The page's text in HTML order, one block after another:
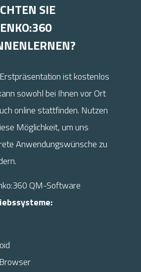
SIE
ist kostenlos
sowohl bei Ihnen vor Ort
online stattfinden. Nutzen
Möglichkeit, um uns
Anwendungswünsche zu
QM-Software